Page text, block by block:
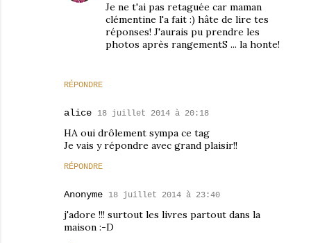
RÉPONDRE
Je ne t'ai pas retaguée car maman
clémentine l'a fait :) hâte de lire tes
réponses! J'aurais pu prendre les
photos après rangementS ... la honte!
alice 18 juillet 2014 à 20:18
HA oui drôlement sympa ce tag
Je vais y répondre avec grand plaisir!!
RÉPONDRE
Anonyme 18 juillet 2014 à 23:40
j'adore !!! surtout les livres partout dans la
maison :-D